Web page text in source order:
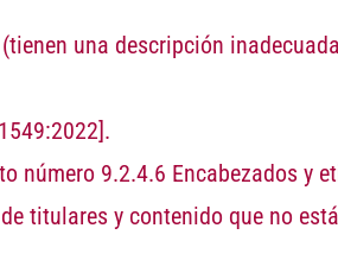
una descripción
número 9.2.4.6 Encabezados y
titulares y contenido que no